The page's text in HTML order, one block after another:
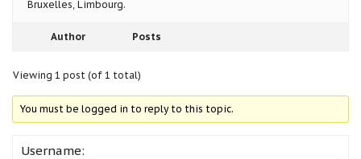
Bruxelles, Limbourg.
Author Posts
Viewing 1 post (of 1 total)
You must be logged in to reply to this topic.
Username: